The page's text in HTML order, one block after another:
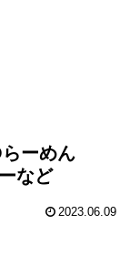
ーめん
など
2023.06.09